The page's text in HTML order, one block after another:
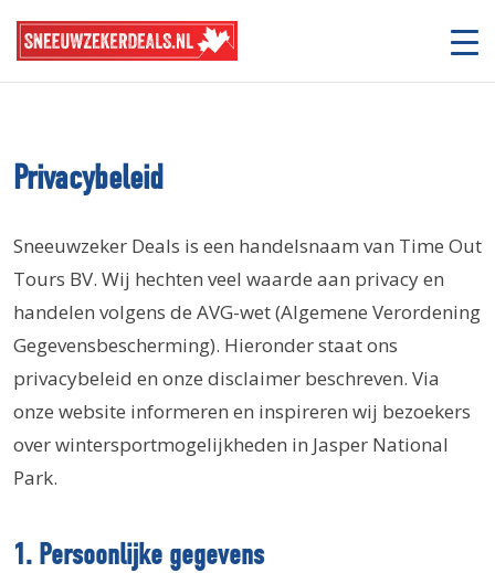
Privacybeleid
Sneeuwzeker Deals is een handelsnaam van Time Out
Tours BV. Wij hechten veel waarde aan privacy en
handelen volgens de AVG-wet (Algemene Verordening
Gegevensbescherming). Hieronder staat ons
privacybeleid en onze disclaimer beschreven. Via
onze website informeren en inspireren wij bezoekers
over wintersportmogelijkheden in Jasper National
Park.
1. Persoonlijke gegevens